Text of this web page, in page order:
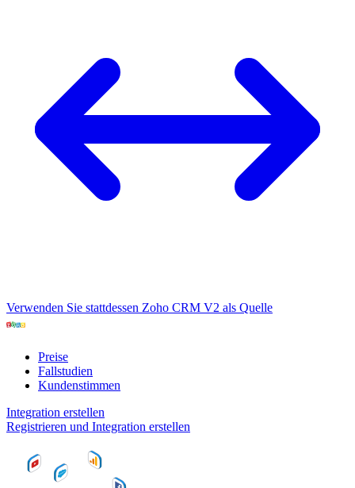
Verwenden Sie stattdessen Zoho CRM V2 als Quelle
Preise
Fallstudien
Kundenstimmen
Integration erstellen
Registrieren und Integration erstellen